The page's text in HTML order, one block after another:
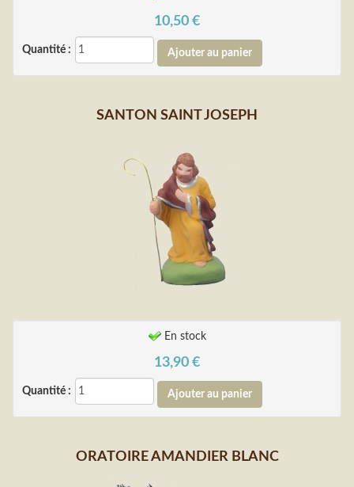
10,50 €
Quantité :
SANTON SAINT JOSEPH
En stock
13,90 €
Quantité :
ORATOIRE AMANDIER BLANC